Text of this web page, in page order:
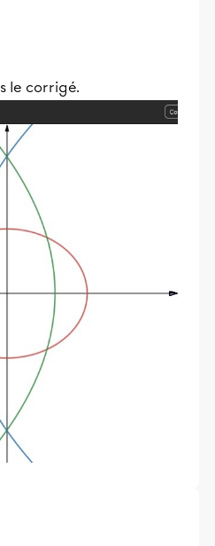
le corrigé.